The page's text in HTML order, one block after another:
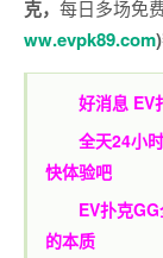
克， 每日多场免
ww.evpk89.com)
好消息 EV
全天24小
快体验吧
EV扑克GG
的本质